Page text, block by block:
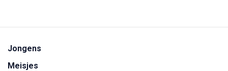
Jongens
Meisjes